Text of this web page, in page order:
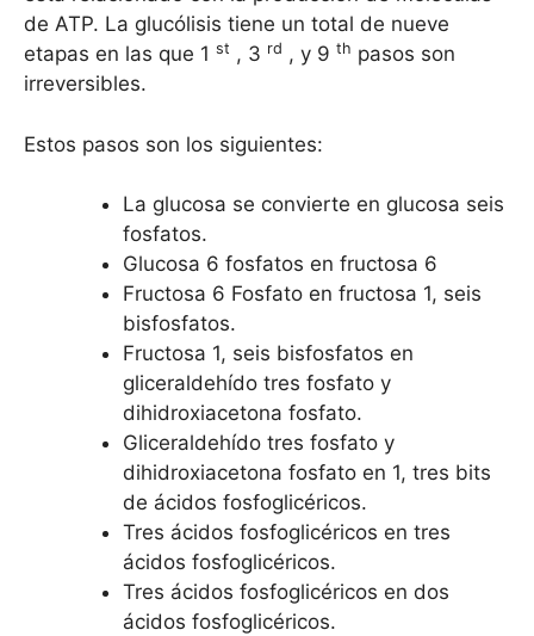
de ATP. La glucólisis tiene un total de nueve
etapas en las que 1 st , 3 rd , y 9 th pasos son
irreversibles.
Estos pasos son los siguientes:
La glucosa se convierte en glucosa seis
fosfatos.
Glucosa 6 fosfatos en fructosa 6
Fructosa 6 Fosfato en fructosa 1, seis
bisfosfatos.
Fructosa 1, seis bisfosfatos en
gliceraldehído tres fosfato y
dihidroxiacetona fosfato.
Gliceraldehído tres fosfato y
dihidroxiacetona fosfato en 1, tres bits
de ácidos fosfoglicéricos.
Tres ácidos fosfoglicéricos en tres
ácidos fosfoglicéricos.
Tres ácidos fosfoglicéricos en dos
ácidos fosfoglicéricos.